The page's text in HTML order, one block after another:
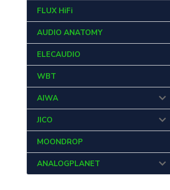
FLUX HiFi
AUDIO ANATOMY
ELECAUDIO
WBT
AIWA
JICO
MOONDROP
ANALOGPLANET